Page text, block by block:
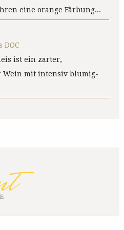
eine orange Färbung...
DOC
ist ein zarter,
Wein mit intensiv blumig-